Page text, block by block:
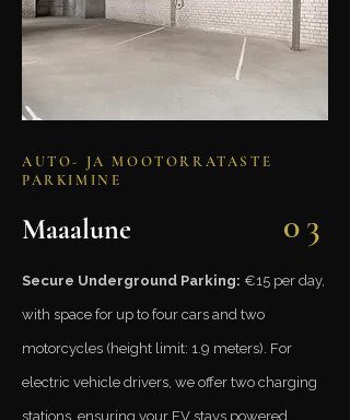
AUTO- JA MOOTORRATASTE
PARKIMINE
Maaalune 03
Secure Underground Parking: €15 per day,
with space for up to four cars and two
motorcycles (height limit: 1.9 meters). For
electric vehicle drivers, we offer two charging
stations, ensuring your EV stays powered